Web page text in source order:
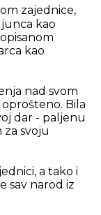
zajednice,
kao
kao
nad svom
Bila
dar - paljenu
svoju
a tako i
sav narod iz